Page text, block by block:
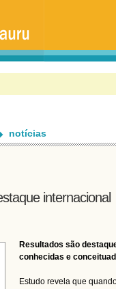
conteúdo
principal
notícias
internacional
Resultados são
conhecidas e
Estudo revela que